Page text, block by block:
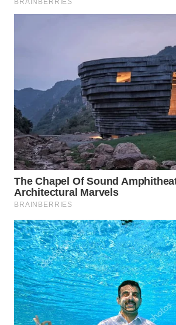
LANGKAT
WN
TAPANULI
SELATAN
WN
TANJUNG
LESUNG
WN
KARO
WN
SIMALUNGUN